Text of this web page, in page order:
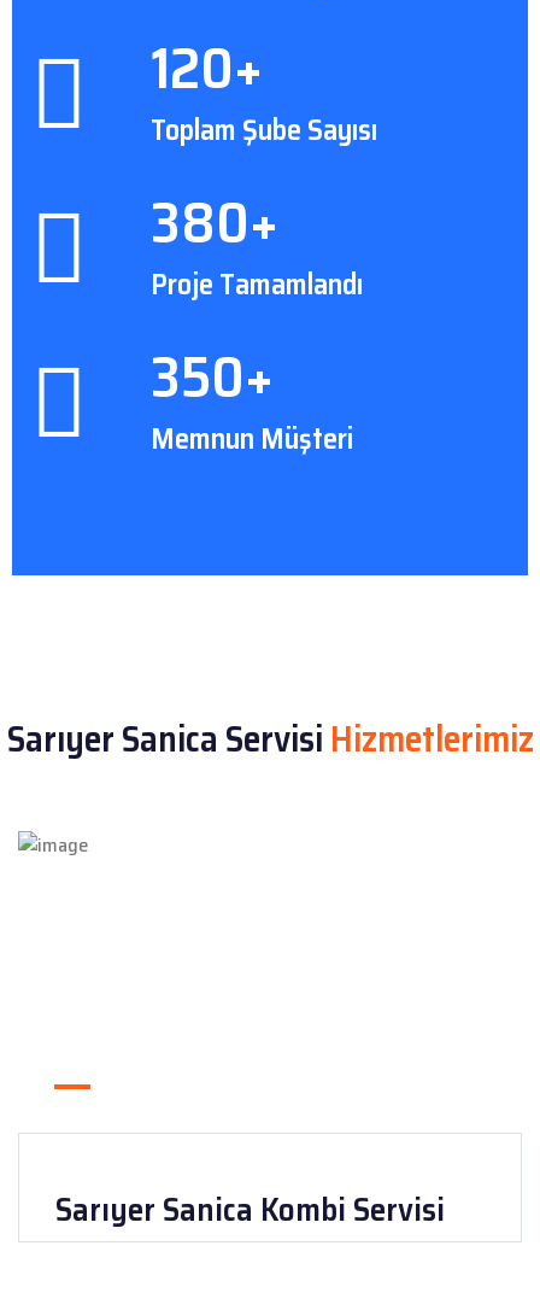
120+
Toplam Şube Sayısı
380+
Proje Tamamlandı
350+
Memnun Müşteri
Sarıyer Sanica ServisiHizmetlerimiz
Sarıyer Sanica Kombi Servisi